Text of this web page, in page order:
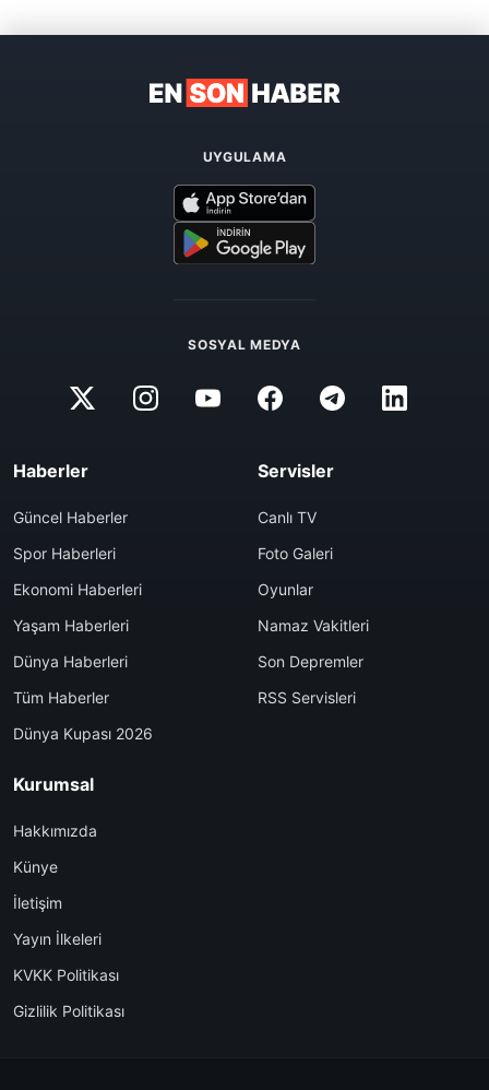
UYGULAMA
SOSYAL MEDYA
Haberler
Güncel Haberler
Spor Haberleri
Ekonomi Haberleri
Yaşam Haberleri
Dünya Haberleri
Tüm Haberler
Dünya Kupası 2026
Servisler
Canlı TV
Foto Galeri
Oyunlar
Namaz Vakitleri
Son Depremler
RSS Servisleri
Kurumsal
Hakkımızda
Künye
İletişim
Yayın İlkeleri
KVKK Politikası
Gizlilik Politikası